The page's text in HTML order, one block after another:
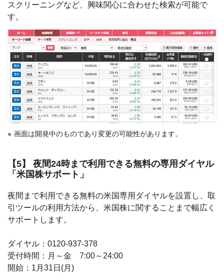
スクリーニングなど、興味関心に合わせた検索が可能で
す。
画面は開発中のものであり変更の可能性があります。
【5】 夜間24時まで利用できる無料の専用ダイヤル
「米国株サポート」
夜間まで利用できる無料の米国専用ダイヤルを設置し、取
引ツールの利用方法から、米国株に関することまで幅広く
サポートします。
ダイヤル：0120-937-378
受付時間：月～金 7:00～24:00
開始：1月31日(月)